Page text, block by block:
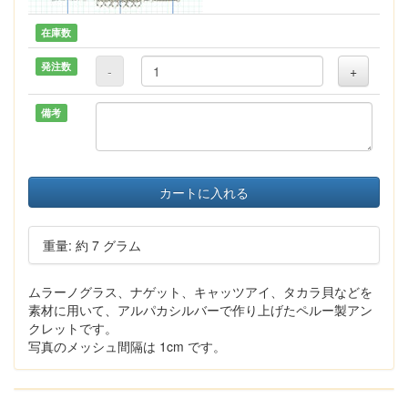
在庫数
発注数 - +
備考
カートに入れる
重量: 約 7 グラム
ムラーノグラス、ナゲット、キャッツアイ、タカラ貝などを
素材に用いて、アルパカシルバーで作り上げたペルー製アン
クレットです。
写真のメッシュ間隔は 1cm です。